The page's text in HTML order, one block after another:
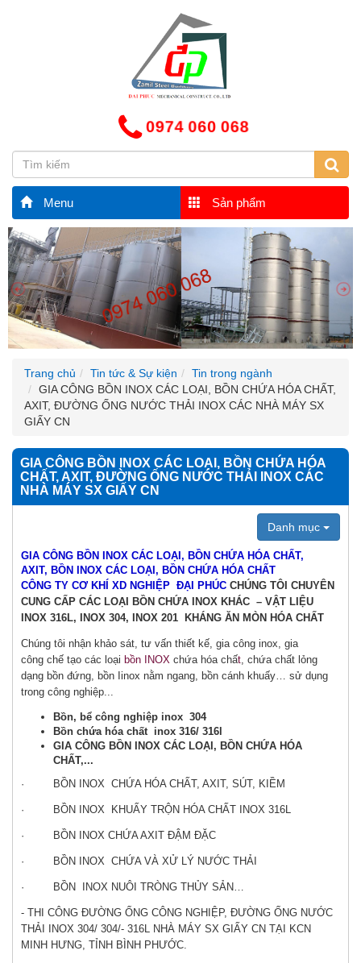
0974 060 068
Menu Sản phẩm
Trang chủ Tin tức & Sự kiện
Tin trong ngành
GIA CÔNG BỒN INOX CÁC LOẠI, BỒN CHỨA HÓA CHẤT,
AXIT, ĐƯỜNG ỐNG NƯỚC THẢI INOX CÁC NHÀ MÁY SX
GIẤY CN
GIA CÔNG BỒN INOX CÁC LOẠI, BỒN CHỨA HÓA
CHẤT, AXIT, ĐƯỜNG ỐNG NƯỚC THẢI INOX CÁC
NHÀ MÁY SX GIẤY CN
Danh mục
GIA CÔNG BỒN INOX CÁC LOẠI, BỒN CHỨA HÓA CHẤT,
AXIT, BỒN INOX CÁC LOẠI, BỒN CHỨA HÓA CHẤT
CÔNG TY CƠ KHÍ XD NGHIỆP ĐẠI PHÚC CHÚNG TÔI CHUYÊN
CUNG CẤP CÁC LOẠI BỒN CHỨA INOX KHÁC – VẬT LIỆU
INOX 316L, INOX 304, INOX 201 KHÁNG ĂN MÒN HÓA CHẤT
Chúng tôi nhận khảo sát, tư vấn thiết kế, gia công inox, gia
công chế tạo các loại bồn INOX chứa hóa chất, chứa chất lỏng
dạng bồn đứng, bồn Iinox nằm ngang, bồn cánh khuấy… sử dụng
trong công nghiệp...
Bồn, bể công nghiệp inox 304
Bồn chứa hóa chất inox 316/ 316l
GIA CÔNG BỒN INOX CÁC LOẠI, BỒN CHỨA HÓA
CHẤT,...
· BỒN INOX CHỨA HÓA CHẤT, AXIT, SÚT, KIỀM
· BỒN INOX KHUẤY TRỘN HÓA CHẤT INOX 316L
· BỒN INOX CHỨA AXIT ĐẬM ĐẶC
· BỒN INOX CHỨA VÀ XỬ LÝ NƯỚC THẢI
· BỒN INOX NUÔI TRÒNG THỦY SẢN…
- THI CÔNG ĐƯỜNG ỐNG CÔNG NGHIỆP, ĐƯỜNG ỐNG NƯỚC
THẢI INOX 304/ 304/- 316L NHÀ MÁY SX GIẤY CN TẠI KCN
MINH HƯNG, TỈNH BÌNH PHƯỚC.